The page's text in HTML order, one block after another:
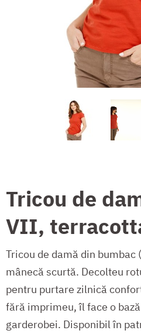
Tricou de
VII,
Tricou de damă din bumbac
mânecă scurtă. Decolteu
pentru purtare zilnică
fără imprimeu, îl face o
garderobei. Disponibil în